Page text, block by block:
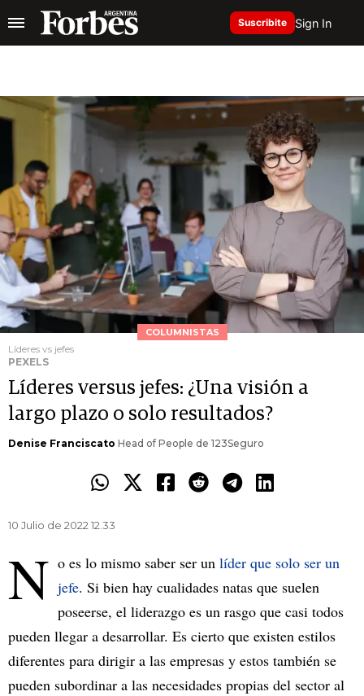
Suscribite Sign In
COLUMNISTAS
Líderes vs jefes
PEXELS
Líderes versus jefes: ¿Una visión a
largo plazo o solo resultados?
Denise Franciscato Head of People de 123Seguro
10 Julio de 2022 12.33
N o es lo mismo saber ser un líder que solo ser un
jefe. Si bien hay cualidades natas que suelen
poseerse, el liderazgo es un rasgo que casi todos
pueden llegar a desarrollar. Es cierto que existen estilos
diferentes para dirigir a las empresas y estos también se
pueden subordinar a las necesidades propias del sector al